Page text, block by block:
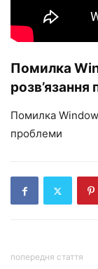
Помилка
Помилка
проблеми
попередня стаття